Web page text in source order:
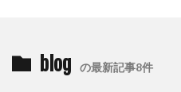
blog の最新記事8件